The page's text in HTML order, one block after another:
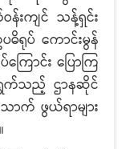
ဝန်းကျင် သန့်ရှင်း
ရုပ် ကောင်းမွန်
ာင်း ပြောကြ
ရွက်သည့် ဌာနဆိုင်
ောက် ဖွယ်ရာများ